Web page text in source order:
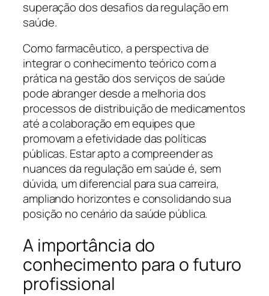
superação dos desafios da regulação em
saúde.
Como farmacêutico, a perspectiva de
integrar o conhecimento teórico com a
prática na gestão dos serviços de saúde
pode abranger desde a melhoria dos
processos de distribuição de medicamentos
até a colaboração em equipes que
promovam a efetividade das políticas
públicas. Estar apto a compreender as
nuances da regulação em saúde é, sem
dúvida, um diferencial para sua carreira,
ampliando horizontes e consolidando sua
posição no cenário da saúde pública.
A importância do
conhecimento para o futuro
profissional